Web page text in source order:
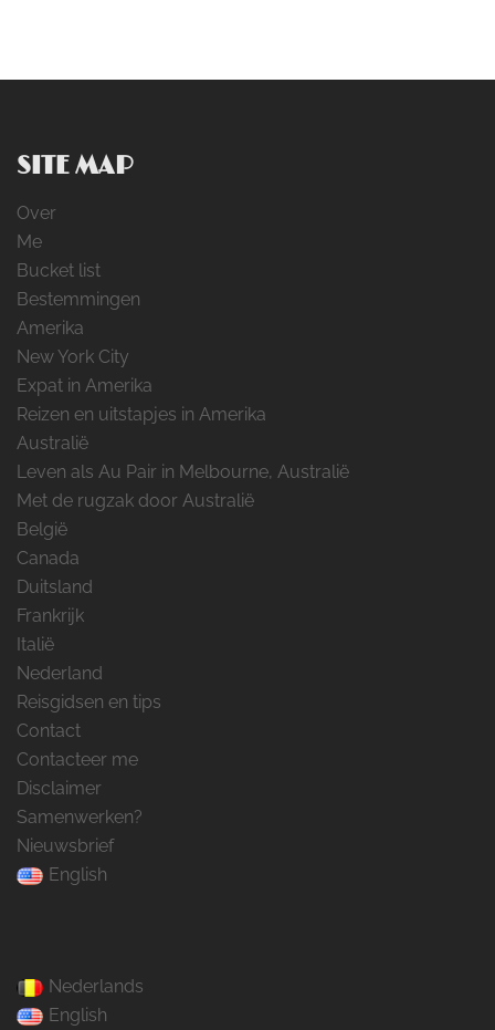
SITE MAP
Over
Me
Bucket list
Bestemmingen
Amerika
New York City
Expat in Amerika
Reizen en uitstapjes in Amerika
Australië
Leven als Au Pair in Melbourne, Australië
Met de rugzak door Australië
België
Canada
Duitsland
Frankrijk
Italië
Nederland
Reisgidsen en tips
Contact
Contacteer me
Disclaimer
Samenwerken?
Nieuwsbrief
English
Nederlands
English